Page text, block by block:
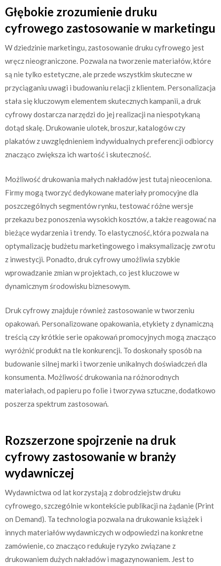
Głębokie zrozumienie druku
cyfrowego zastosowanie w marketingu
W dziedzinie marketingu, zastosowanie druku cyfrowego jest
wręcz nieograniczone. Pozwala na tworzenie materiałów, które
są nie tylko estetyczne, ale przede wszystkim skuteczne w
przyciąganiu uwagi i budowaniu relacji z klientem. Personalizacja
stała się kluczowym elementem skutecznych kampanii, a druk
cyfrowy dostarcza narzędzi do jej realizacji na niespotykaną
dotąd skalę. Drukowanie ulotek, broszur, katalogów czy
plakatów z uwzględnieniem indywidualnych preferencji odbiorcy
znacząco zwiększa ich wartość i skuteczność.
Możliwość drukowania małych nakładów jest tutaj nieoceniona.
Firmy mogą tworzyć dedykowane materiały promocyjne dla
poszczególnych segmentów rynku, testować różne wersje
przekazu bez ponoszenia wysokich kosztów, a także reagować na
bieżące wydarzenia i trendy. To elastyczność, która pozwala na
optymalizację budżetu marketingowego i maksymalizację zwrotu
z inwestycji. Ponadto, druk cyfrowy umożliwia szybkie
wprowadzanie zmian w projektach, co jest kluczowe w
dynamicznym środowisku biznesowym.
Druk cyfrowy znajduje również zastosowanie w tworzeniu
opakowań. Personalizowane opakowania, etykiety z dynamiczną
treścią czy krótkie serie opakowań promocyjnych mogą znacząco
wyróżnić produkt na tle konkurencji. To doskonały sposób na
budowanie silnej marki i tworzenie unikalnych doświadczeń dla
konsumenta. Możliwość drukowania na różnorodnych
materiałach, od papieru po folie i tworzywa sztuczne, dodatkowo
poszerza spektrum zastosowań.
Rozszerzone spojrzenie na druk
cyfrowy zastosowanie w branży
wydawniczej
Wydawnictwa od lat korzystają z dobrodziejstw druku
cyfrowego, szczególnie w kontekście publikacji na żądanie (Print
on Demand). Ta technologia pozwala na drukowanie książek i
innych materiałów wydawniczych w odpowiedzi na konkretne
zamówienie, co znacząco redukuje ryzyko związane z
drukowaniem dużych nakładów i magazynowaniem. Jest to